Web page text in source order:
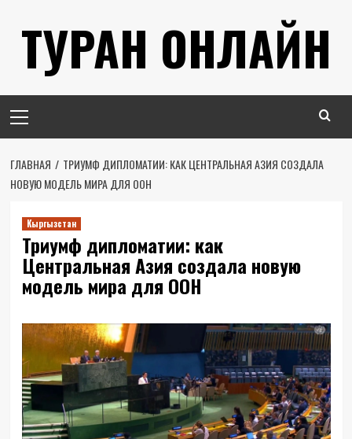
содержимому
ТУРАН ОНЛАЙН
меню
ГЛАВНАЯ
ТРИУМФ ДИПЛОМАТИИ: КАК ЦЕНТРАЛЬНАЯ АЗИЯ СОЗДАЛА
НОВУЮ МОДЕЛЬ МИРА ДЛЯ ООН
Кыргызстан
Триумф дипломатии: как
Центральная Азия создала новую
модель мира для ООН